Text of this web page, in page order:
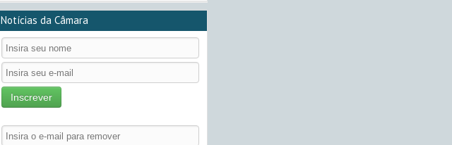
Notícias da Câmara
Inscrever